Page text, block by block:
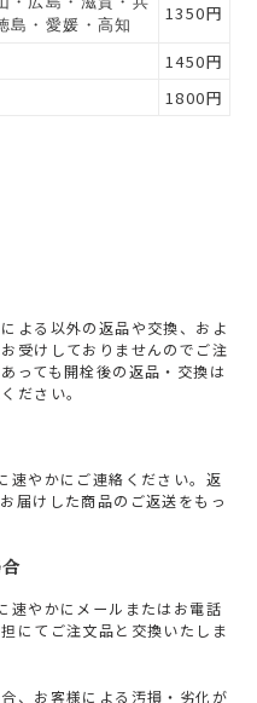
島・愛媛・高知
1350円
1450円
1800円
よる以外の返品や交換、およ
受けしておりませんのでご注
っても開栓後の返品・交換は
ださい。
速やかにご連絡ください。返
届けした商品のご返送をもっ
速やかにメールまたはお電話
にてご注文品と交換いたしま
、お客様による汚損・劣化が